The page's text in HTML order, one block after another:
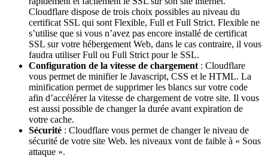
Cloudflare dispose de trois choix possibles au niveau du
certificat SSL qui sont Flexible, Full et Full Strict. Flexible ne
s’utilise que si vous n’avez pas encore installé de certificat
SSL sur votre hébergement Web, dans le cas contraire, il vous
faudra utiliser Full ou Full Strict pour le SSL.
Configuration de la vitesse de chargement : Cloudflare
vous permet de minifier le Javascript, CSS et le HTML. La
minification permet de supprimer les blancs sur votre code
afin d’accélérer la vitesse de chargement de votre site. Il vous
est aussi possible de changer la durée avant expiration de
votre cache.
Sécurité : Cloudflare vous permet de changer le niveau de
sécurité de votre site Web. les niveaux vont de faible à « Sous
attaque ».